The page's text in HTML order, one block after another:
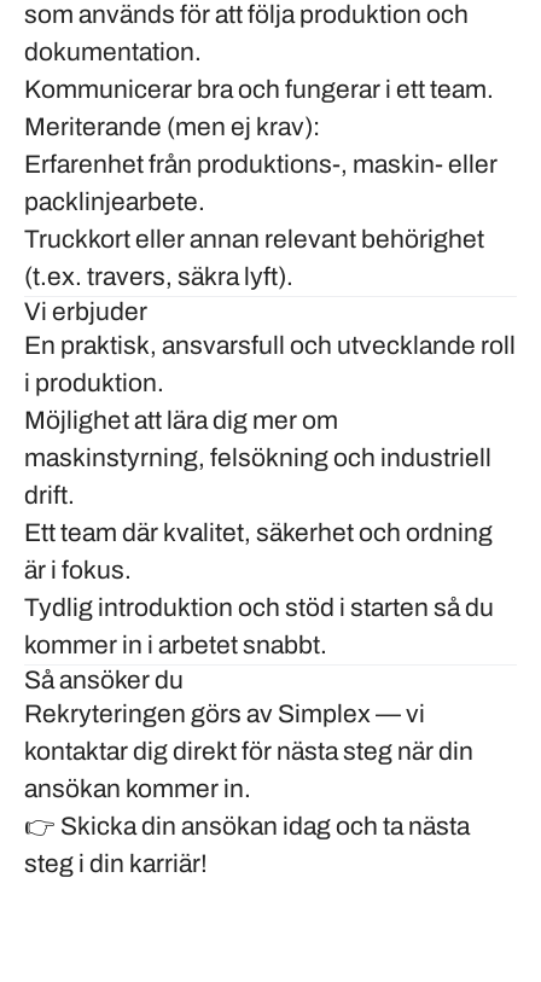
som används för att följa produktion och
dokumentation.
Kommunicerar bra och fungerar i ett team.
Meriterande (men ej krav):
Erfarenhet från produktions-, maskin- eller
packlinjearbete.
Truckkort eller annan relevant behörighet
(t.ex. travers, säkra lyft).
Vi erbjuder
En praktisk, ansvarsfull och utvecklande roll
i produktion.
Möjlighet att lära dig mer om
maskinstyrning, felsökning och industriell
drift.
Ett team där kvalitet, säkerhet och ordning
är i fokus.
Tydlig introduktion och stöd i starten så du
kommer in i arbetet snabbt.
Så ansöker du
Rekryteringen görs av Simplex — vi
kontaktar dig direkt för nästa steg när din
ansökan kommer in.
👉 Skicka din ansökan idag och ta nästa
steg i din karriär!